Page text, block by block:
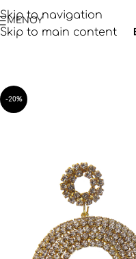
Skip to navigation
Skip to main content
ΜΕΝΟΥ
-20%